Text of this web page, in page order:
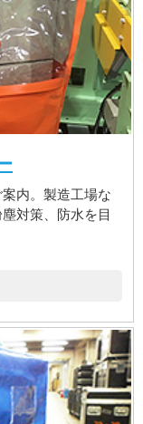
内。製造工場な
対策、防水を目